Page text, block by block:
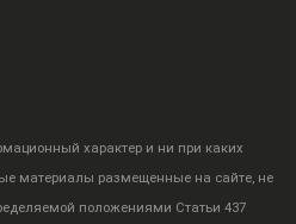
характер и ни при каких
материалы размещенные на сайте, не
положениями Статьи 437